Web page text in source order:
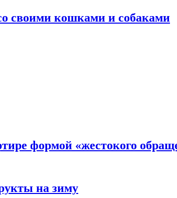
своими кошками и собаками
формой «жестокого
на зиму